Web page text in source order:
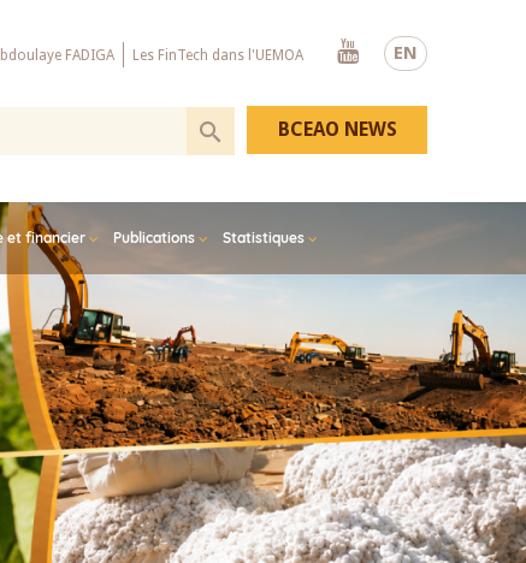
EN
FADIGA Les FinTech dans l'UEMOA
Youtube
et financier Publications Statistiques
BCEAO NEWS